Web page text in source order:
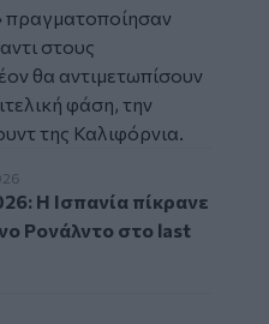
πραγματοποίησαν
στους
θα αντιμετωπίσουν
φάση, την
της Καλιφόρνια.
Η Ισπανία πίκρανε τον
Η Ισπανία πίκρανε
Ρονάλντο στο last